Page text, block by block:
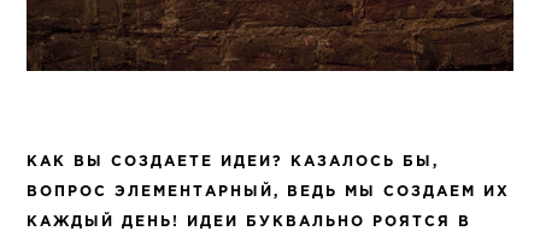
КАК ВЫ СОЗДАЕТЕ ИДЕИ? КАЗАЛОСЬ БЫ,
ВОПРОС ЭЛЕМЕНТАРНЫЙ, ВЕДЬ МЫ СОЗДАЕМ ИХ
КАЖДЫЙ ДЕНЬ! ИДЕИ БУКВАЛЬНО РОЯТСЯ В